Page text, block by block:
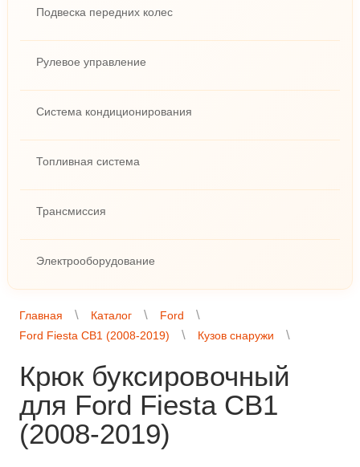
Подвеска передних колес
Рулевое управление
Система кондиционирования
Топливная система
Трансмиссия
Электрооборудование
Главная Каталог
Ford
Ford Fiesta CB1 (2008-2019)
Кузов снаружи
Крюк буксировочный
для Ford Fiesta CB1
(2008-2019)